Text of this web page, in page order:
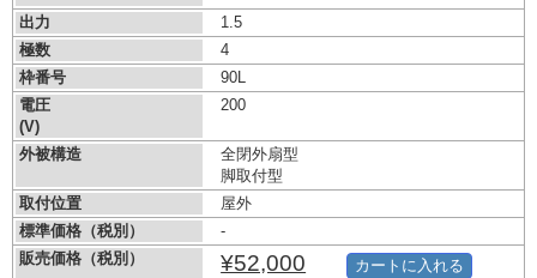
出力
1.5
極数
4
枠番号
90L
電圧
(V)
200
外被構造
全閉外扇型
脚取付型
取付位置
屋外
標準価格（税別）
-
販売価格（税別）
¥52,000 カートに入れる